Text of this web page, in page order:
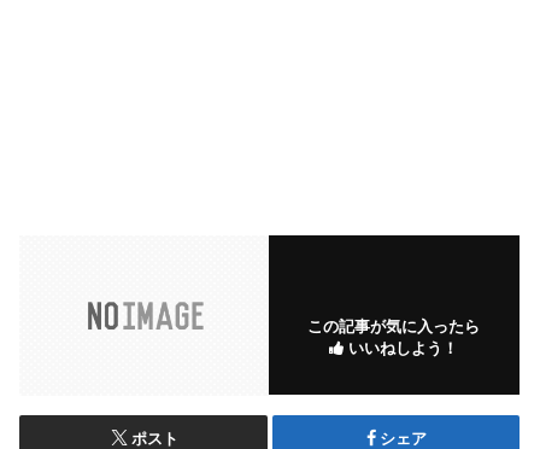
この記事が気に入ったら
いいねしよう！
ポスト シェア